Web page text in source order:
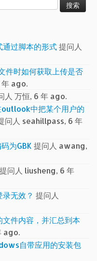
通过脚本的形式提问人
时如何获取上传是否
ago.
人 万恒, 6 年 ago.
中把某个用户的
问人 seahillpass, 6 年
为GBK 提问人 awang,
提问人 liusheng, 6 年
无效？ 提问人
件内容，并汇总到本
ago.
自带应用的安装包